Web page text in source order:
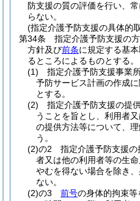
防支援の質の評価を行い、
らない。
(指定介護予防支援の具体的
第34条
指定介護予防支援の方
方針及び前条に規定する基
るところによるものとする。
(1)
指定介護予防支援事業
予防サービス計画の作成
とする。
(2)
指定介護予防支援の提
うことを旨とし、利用者
の提供方法等について、
う。
(2)の2
指定介護予防支援
者又は他の利用者等の生
やむを得ない場合を除き
ない。
(2)の3
前号の身体的拘束等